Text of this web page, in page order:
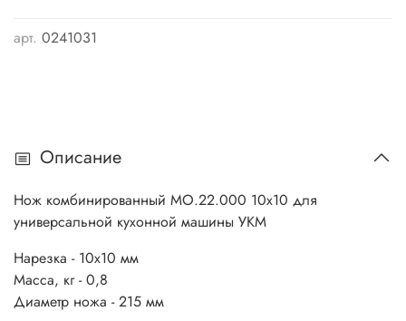
арт. 0241031
Описание
Нож комбинированный МО.22.000 10х10 для
универсальной кухонной машины УКМ
Нарезка - 10х10 мм
Масса, кг - 0,8
Диаметр ножа - 215 мм